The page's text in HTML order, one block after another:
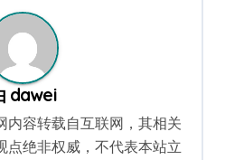
dawei
内容转载自互联网，其相关
点绝非权威，不代表本站立